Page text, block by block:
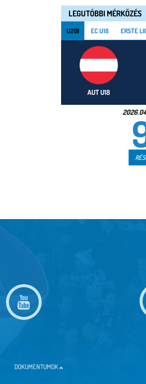
LEGUTÓBBI MÉRKŐZÉS
U20I EC U18 ERSTE
AUT U18
DOKUMENTUMOK